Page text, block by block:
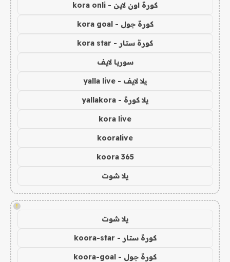
كورة اون لاين - kora onli
كورة جول - kora goal
كورة ستار - kora star
سوريا لايف
يلا لايف - yalla live
يلا كورة - yallakora
kora live
kooralive
koora 365
يلا شوت
!
يلا شوت
كورة ستار - koora-star
كورة جول - koora-goal